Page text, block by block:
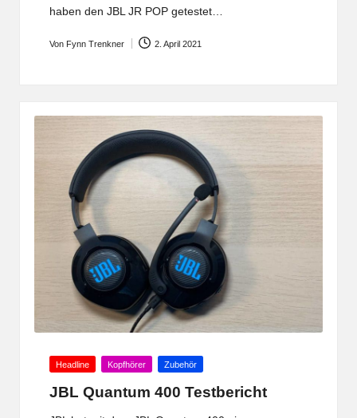
haben den JBL JR POP getestet…
Posted
Von Fynn Trenkner 2. April 2021
Posted
Headline Kopfhörer Zubehör
JBL Quantum 400 Testbericht